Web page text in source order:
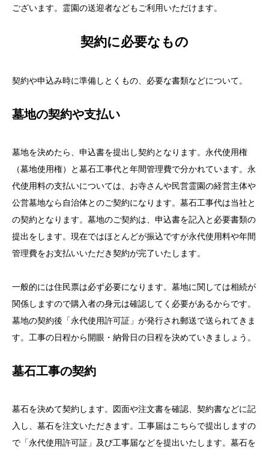
ございます。霊園の送迎者などもご利用いただけます。
契約に必要なもの
契約や申込み時に準備しとくもの、必要な書類などについて。
墓地の契約や支払い
墓地を決めたら、申込書を提出し契約となります。永代使用権
（墓地使用権）と墓石工事代と年間管理費で分かれています。永
代使用料の支払いについては、お寺さんや民営霊園の経営主体や
公営墓地なら自治体とのご契約になります。墓石工事代は当社と
の契約となります。墓地のご契約は、申込書を記入と必要書類の
提出をします。現在ではほとんどが振込ですが永代使用料や年間
管理費をお支払いいただき契約が完了いたします。
一般的には住民票は必ず必要になります。墓地に関しては相続が
関係しますので購入者の身元は確認してく必要があるからです。
墓地の契約後「永代使用許可証」が発行され郵送で送られてきま
す。工事の日程から開眼・納骨日の日程を決めていきましょう。
墓石工事の契約
墓石を決めて契約します。図面や注文書を確認、契約書などに記
入し、墓石を注文いただきます。工事届はこちらで提出しますの
で「永代使用許可証」及び工事届などを提出いたします。墓石を